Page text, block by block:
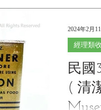
民國
( 清
經理類
2024年2月